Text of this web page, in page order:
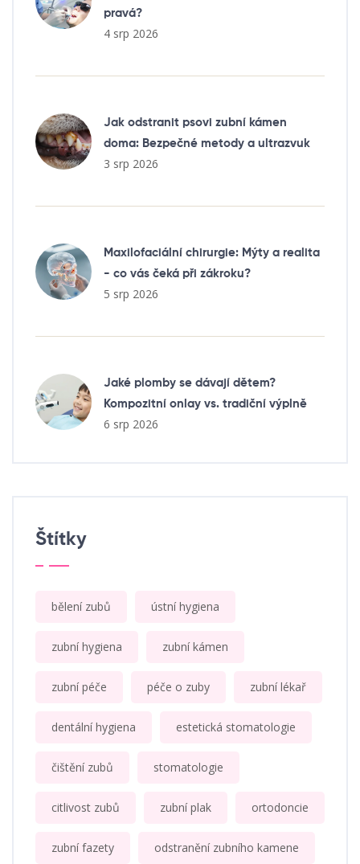
pravá?
4 srp 2026
Jak odstranit psovi zubní kámen
doma: Bezpečné metody a ultrazvuk
3 srp 2026
Maxilofaciální chirurgie: Mýty a realita
- co vás čeká při zákroku?
5 srp 2026
Jaké plomby se dávají dětem?
Kompozitní onlay vs. tradiční výplně
6 srp 2026
Štítky
bělení zubů ústní hygiena
zubní hygiena zubní kámen
zubní péče péče o zuby zubní lékař
dentální hygiena estetická stomatologie
čištění zubů stomatologie
citlivost zubů zubní plak ortodoncie
zubní fazety odstranění zubního kamene